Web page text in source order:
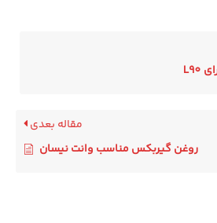
مقاله بعدی
روغن گیربکس مناسب وانت نیسان